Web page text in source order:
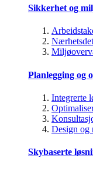
Sikkerhet og
Planlegging og
Integrerte
Design og
Skybaserte